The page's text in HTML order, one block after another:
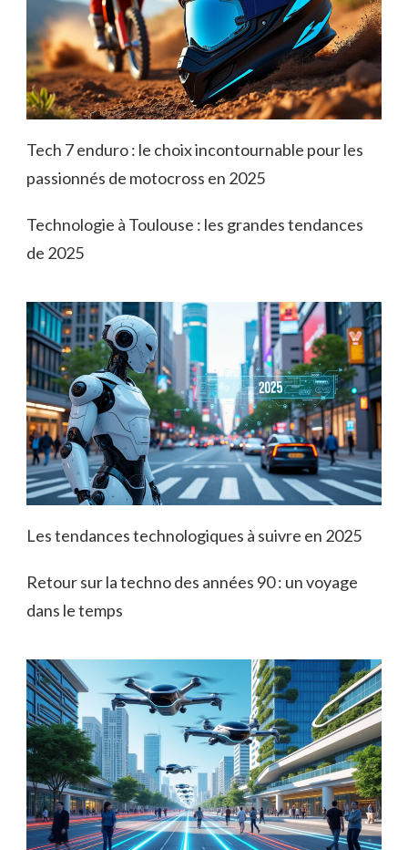
Tech 7 enduro : le choix incontournable pour les
passionnés de motocross en 2025
Technologie à Toulouse : les grandes tendances
de 2025
Les tendances technologiques à suivre en 2025
Retour sur la techno des années 90 : un voyage
dans le temps